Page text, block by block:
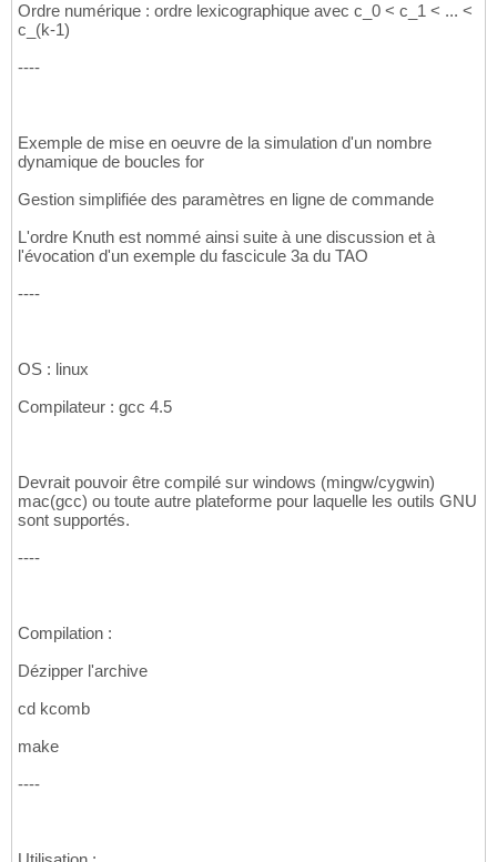
Ordre numérique : ordre lexicographique avec c_0 < c_1 < ... <
c_(k-1)
----
Exemple de mise en oeuvre de la simulation d'un nombre
dynamique de boucles for
Gestion simplifiée des paramètres en ligne de commande
L'ordre Knuth est nommé ainsi suite à une discussion et à
l'évocation d'un exemple du fascicule 3a du TAO
----
OS : linux
Compilateur : gcc 4.5
Devrait pouvoir être compilé sur windows (mingw/cygwin)
mac(gcc) ou toute autre plateforme pour laquelle les outils GNU
sont supportés.
----
Compilation :
Dézipper l'archive
cd kcomb
make
----